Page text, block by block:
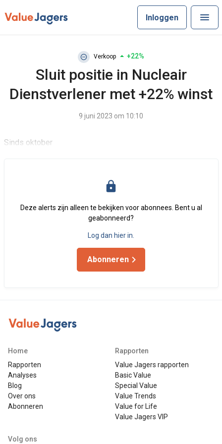
Inloggen
Verkoop +22%
Sluit positie in Nucleair
Dienstverlener met +22% winst
9 juni 2023 om 10:10
Sinds oktober
Deze alerts zijn alleen te bekijken voor abonnees. Bent u al
geabonneerd?
Log dan hier in.
Abonneren
Home
Rapporten
Analyses
Blog
Over ons
Abonneren
Rapporten
Value Jagers rapporten
Basic Value
Special Value
Value Trends
Value for Life
Value Jagers VIP
Volg ons